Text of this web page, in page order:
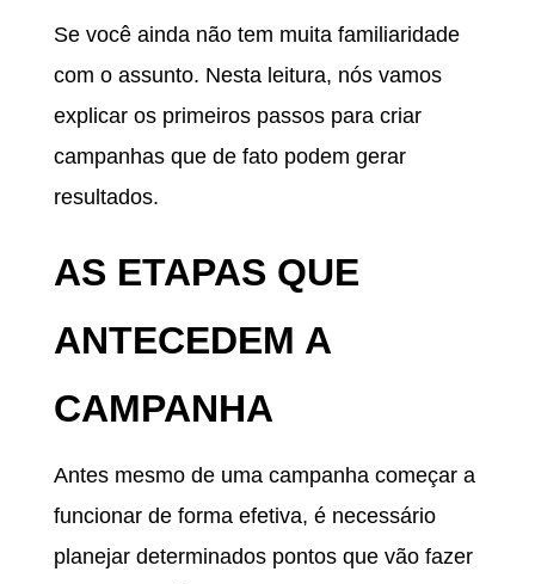
Se você ainda não tem muita familiaridade
com o assunto. Nesta leitura, nós vamos
explicar os primeiros passos para criar
campanhas que de fato podem gerar
resultados.
AS ETAPAS QUE
ANTECEDEM A
CAMPANHA
Antes mesmo de uma campanha começar a
funcionar de forma efetiva, é necessário
planejar determinados pontos que vão fazer